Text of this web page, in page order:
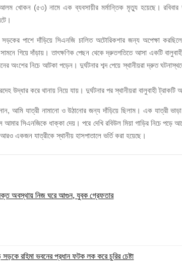
প্রকাশ্যে নিষিদ্ধ জাল মেরামত ও মাছ শিকার
আলম খোকন (৫৩) নামে এক ব্যবসায়ীর মর্মান্তিক মৃত্যু হয়েছে। রবিবার
সড়কের পাশে দাঁড়িয়ে সিএনজি চালিত অটোরিকশার জন্য অপেক্ষা
গিয়ে দাঁড়ায়। তাৎক্ষণিক পেছন থেকে দ্রুতগতিতে আসা একটি
অংশের নিচে আটকা পড়েন। দুর্ঘটনার শব্দ পেয়ে স্থানীয়রা দ্রুত
উদ্ধার করে থানায় নিয়ে যায়। দুর্ঘটনার পর স্থানীয়রা বালুবাহী
আমি যাত্রী নামানো ও উঠানোর জন্য দাঁড়িয়ে ছিলাম। এক যাত্রী
আমার সিএনজিকে ধাক্কা দেয়। পরে দেখি রবিউল মিয়া গাড়ির নিচে পড়ে
একজন যাত্রীকে স্থানীয় হাসপাতালে ভর্তি করা হয়েছে।
অবস্থায় নিজ ঘরে আগুন, যুবক গ্রেফতার
সড়কে রহিমা ভবনের প্রধান ফটক লক করে চুরির চেষ্টা